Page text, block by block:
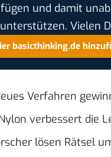
und damit
unterstützen. Vielen
basicthinking.de
Verfahren
verbessert die
lösen Rätsel